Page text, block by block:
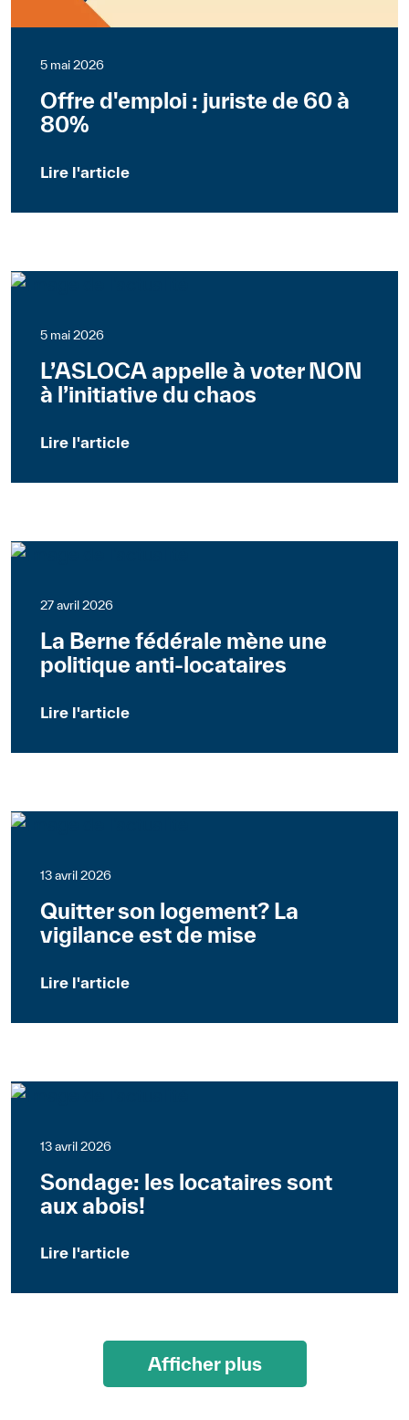
5 mai 2026
Offre d'emploi : juriste de 60 à
80%
Lire l'article
5 mai 2026
L’ASLOCA appelle à voter NON
à l’initiative du chaos
Lire l'article
27 avril 2026
La Berne fédérale mène une
politique anti-locataires
Lire l'article
13 avril 2026
Quitter son logement? La
vigilance est de mise
Lire l'article
13 avril 2026
Sondage: les locataires sont
aux abois!
Lire l'article
Afficher plus